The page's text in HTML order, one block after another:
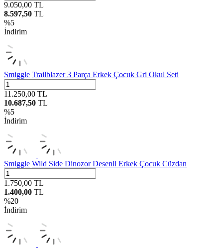
9.050,00 TL
8.597,50 TL
%5
İndirim
Smiggle Trailblazer 3 Parça Erkek Çocuk Gri Okul Seti
11.250,00 TL
10.687,50 TL
%5
İndirim
Smiggle Wild Side Dinozor Desenli Erkek Çocuk Cüzdan
1.750,00 TL
1.400,00 TL
%20
İndirim